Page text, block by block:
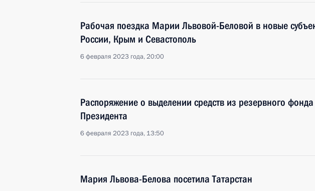
Рабочая поездка Марии Львовой-Беловой в новые
России, Крым и Севастополь
6 февраля 2023 года, 20:00
Распоряжение о выделении средств из резервного фонда
Президента
6 февраля 2023 года, 13:50
Мария Львова-Белова посетила Татарстан